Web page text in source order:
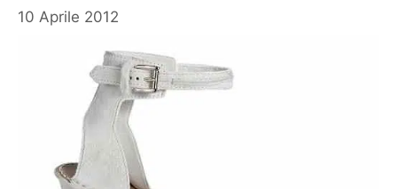
10 Aprile 2012